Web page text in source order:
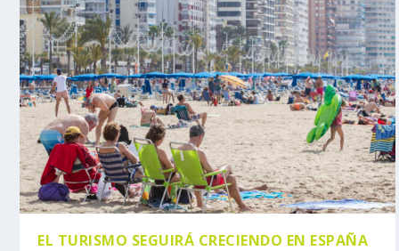
EL TURISMO SEGUIRÁ CRECIENDO EN ESPAÑA